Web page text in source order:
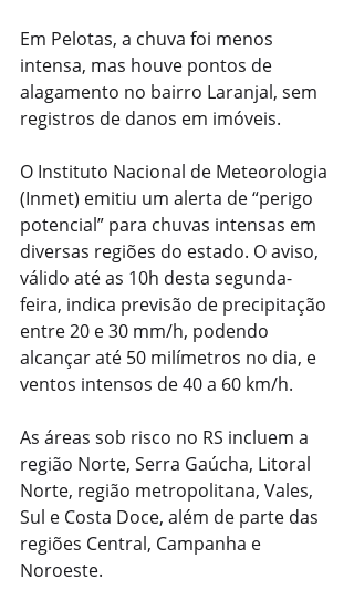
Em Pelotas, a chuva foi menos
intensa, mas houve pontos de
alagamento no bairro Laranjal, sem
registros de danos em imóveis.
O Instituto Nacional de Meteorologia
(Inmet) emitiu um alerta de “perigo
potencial” para chuvas intensas em
diversas regiões do estado. O aviso,
válido até as 10h desta segunda-
feira, indica previsão de precipitação
entre 20 e 30 mm/h, podendo
alcançar até 50 milímetros no dia, e
ventos intensos de 40 a 60 km/h.
As áreas sob risco no RS incluem a
região Norte, Serra Gaúcha, Litoral
Norte, região metropolitana, Vales,
Sul e Costa Doce, além de parte das
regiões Central, Campanha e
Noroeste.